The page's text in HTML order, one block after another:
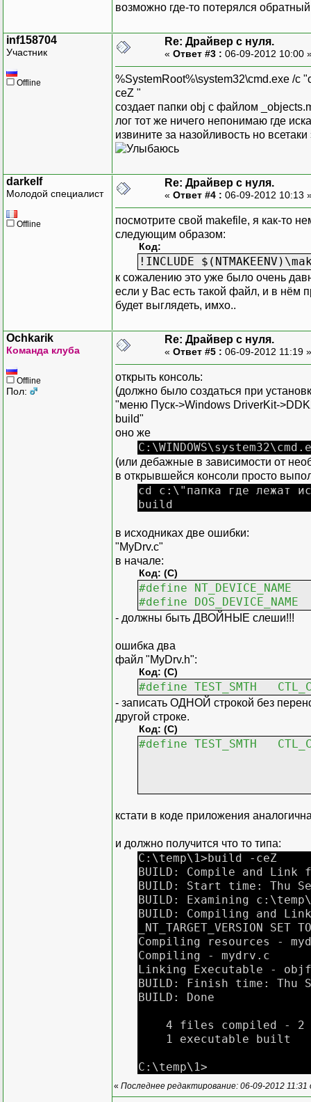
возможно где-то потерялся
inf158704
Участник
Offline
Re: Драйвер с нуля.
« Ответ #3 : 06-09-2012 10:00
%SystemRoot%\system32\cmd.exe /c
ceZ "
создает папки obj с файлом
лог тот же ничего непонимаю где
извините за назойливость но
darkelf
Молодой специалист
Offline
Re: Драйвер с нуля.
« Ответ #4 : 06-09-2012 10:13
посмотрите свой makefile, я как-то
следующим образом:
Код:
!INCLUDE
к сожалению это уже было очень
если у Вас есть такой файл, и в нём
будет выглядеть, имхо..
Ochkarik
Команда клуба
Offline
Пол:
Re: Драйвер с нуля.
« Ответ #5 : 06-09-2012 11:19
открыть консоль:
(должно было создаться при
"меню Пуск->Windows DriverKit-
build"
оно же
(или дебажные в зависимости от
в открывшейся консоли просто
cd c:\"папка где лежат
build
в исходниках две ошибки:
"MyDrv.c"
в начале:
Код: (C)
#define
#define
- должны быть ДВОЙНЫЕ слеши!!!
ошибка два
файл "MyDrv.h":
Код: (C)
#define TEST_SMTH
- записать ОДНОЙ строкой без
другой строке.
Код: (C)
#define TEST_SMTH
кстати в коде приложения
и должно получится что то типа:
C:\temp\1>build -ceZ
BUILD: Compile and Link
BUILD: Start time: Thu
BUILD: Examining
BUILD: Compiling and
_NT_TARGET_VERSION SET
Compiling resources -
Compiling - mydrv.c
Linking Executable -
BUILD: Finish time: Thu
BUILD: Done
4 files compiled - 2
1 executable built
C:\temp\1>
« Последнее редактирование: 06-09-2012 11:31